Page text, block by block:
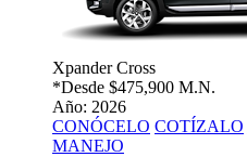
Xpander Cross
*Desde $475,900 M.N.
Año: 2026
CONÓCELO COTÍZALO
MANEJO